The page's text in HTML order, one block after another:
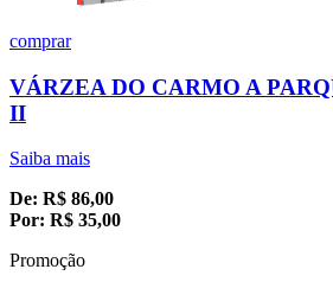
comprar
VÁRZEA DO CARMO A
II
Saiba mais
De: R$ 86,00
Por: R$ 35,00
Promoção